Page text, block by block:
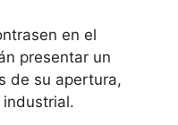
en el
presentar un
de su apertura,